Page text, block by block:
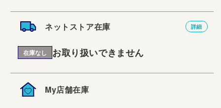
ネットストア在庫 詳細
在庫なし お取り扱いできません
My店舗在庫